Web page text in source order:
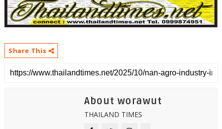
Share This
About worawut
THAILAND TIMES